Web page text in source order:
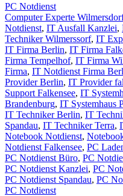
PC Notdienst
Computer Experte
Notdienst, IT Ausfall Kanzlei,
Techniker Wilmerssorf, IT
IT Firma Berlin, IT Firma
Firma Tempelhof, IT Firma
Firma, IT Notdienst Firma
Provider Berlin, IT Provider
Support Falkensee, IT
Brandenburg, IT Systemhaus
IT Techniker Berlin, IT
Spandau, IT Techniker Terra,
Notebook Notdienst,
Notdienst Falkensee, PC
PC Notdienst Büro, PC
PC Notdienst Kanzlei, PC
PC Notdienst Spandau, PC
PC Notdienst